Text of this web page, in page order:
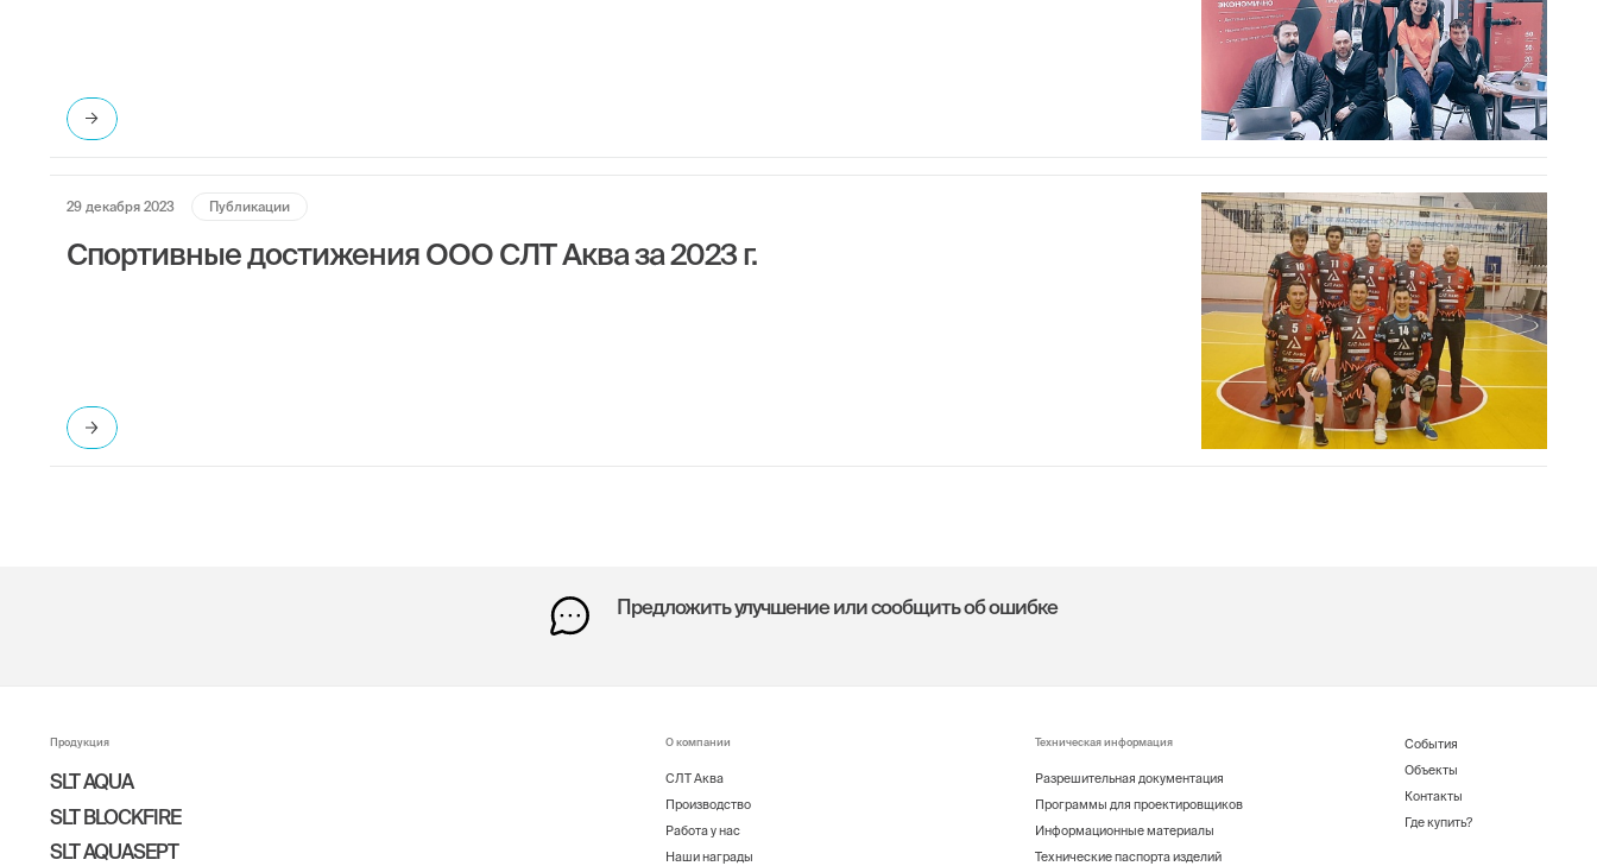
29 декабря 2023 Публикации
Спортивные достижения ООО СЛТ Аква за 2023 г.
Предложить улучшение или сообщить об ошибке
Продукция
SLT AQUA
SLT BLOCKFIRE
SLT AQUASEPT
О компании
СЛТ Аква
Производство
Работа у нас
Наши награды
Техническая информация
Разрешительная документация
Программы для проектировщиков
Информационные материалы
Технические паспорта изделий
События
Объекты
Контакты
Где купить?